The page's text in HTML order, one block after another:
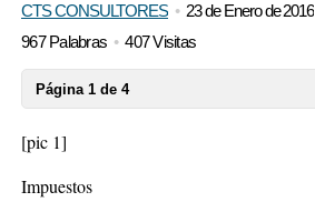
Iniciar sesión
CTS CONSULTORES
23 de Enero de 2016
967 Palabras
407 Visitas
Página 1 de 4
[pic 1]
Impuestos